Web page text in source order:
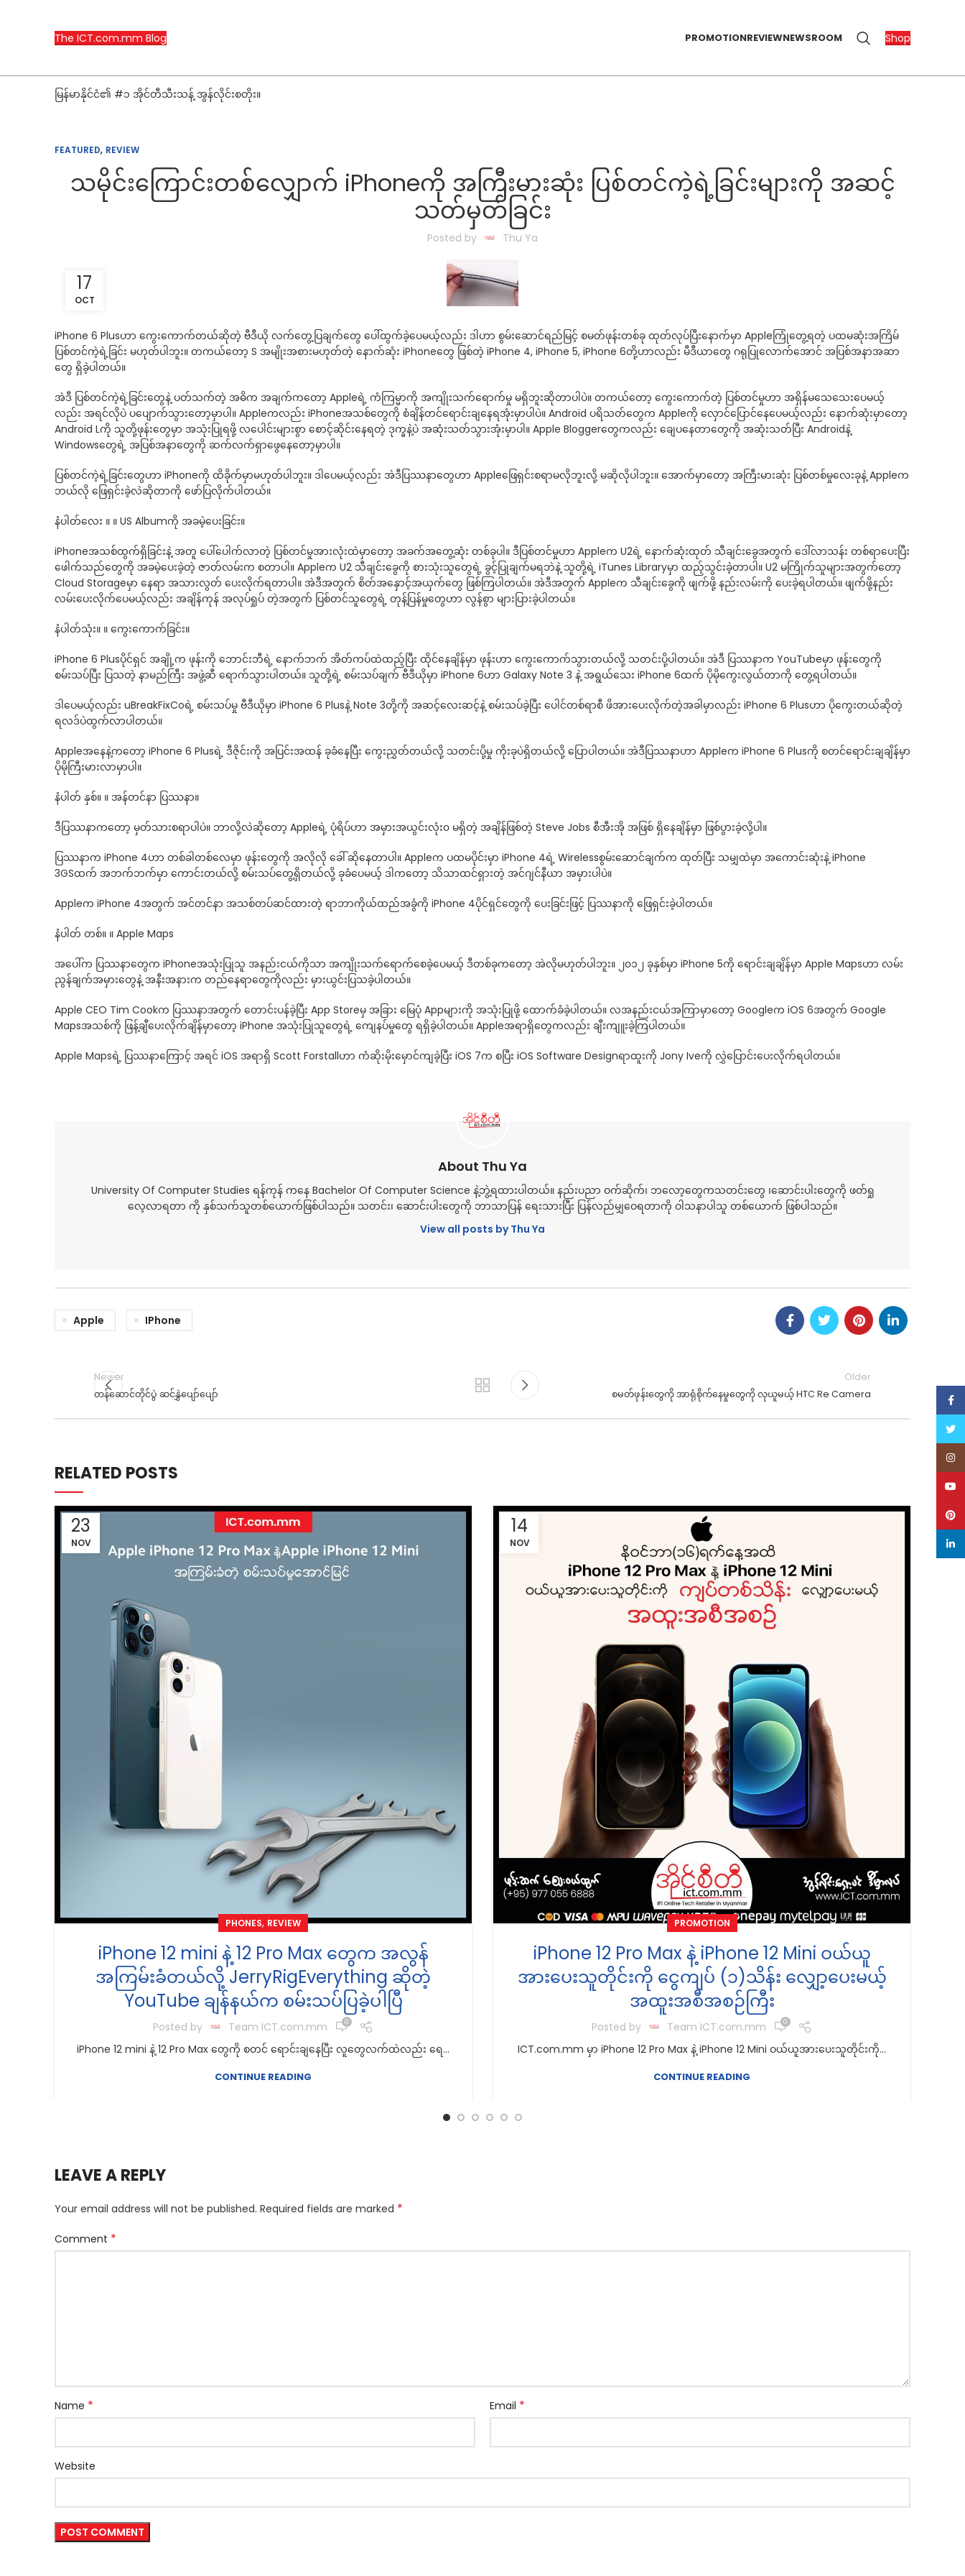
The ICT.com.mm Blog PROMOTIONREVIEWNEWSROOM Shop
မြန်မာနိုင်ငံ၏ #၁ အိုင်တီသီးသန့် အွန်လိုင်းစတိုး။
FEATURED, REVIEW
သမိုင်းကြောင်းတစ်လျှောက် iPhoneကို အကြီးမားဆုံး ပြစ်တင်ကဲ့ရဲ့ခြင်းများကို အဆင့်
သတ်မှတ်ခြင်း
Posted by Thu Ya
17
OCT
iPhone 6 Plusဟာ ကွေးကောက်တယ်ဆိုတဲ့ ဗီဒီယို လက်တွေ့ပြချက်တွေ ပေါ်ထွက်ခဲ့ပေမယ့်လည်း ဒါဟာ စွမ်းဆောင်ရည်မြင့် စမတ်ဖုန်းတစ်ခု ထုတ်လုပ်ပြီးနောက်မှာ Appleကြုံတွေ့ရတဲ့ ပထမဆုံးအကြိမ်
ပြစ်တင်ကဲ့ရဲ့ခြင်း မဟုတ်ပါဘူး။ တကယ်တော့ S အမျိုးအစားမဟုတ်တဲ့ နောက်ဆုံး iPhoneတွေ ဖြစ်တဲ့ iPhone 4, iPhone 5, iPhone 6တို့ဟာလည်း မီဒီယာတွေ ဂရုပြုလောက်အောင် အပြစ်အနာအဆာ
တွေ ရှိခဲ့ပါတယ်။
အဲဒီ ပြစ်တင်ကဲ့ရဲ့ခြင်းတွေနဲ့ ပတ်သက်တဲ့ အဓိက အချက်ကတော့ Appleရဲ့ ကံကြမ္မာကို အကျိုးသက်ရောက်မှု မရှိဘူးဆိုတာပါပဲ။ တကယ်တော့ ကွေးကောက်တဲ့ ပြစ်တင်မှုဟာ အရှိန်မသေသေးပေမယ့်
လည်း အရင်လိုပဲ ပပျောက်သွားတော့မှာပါ။ Appleကလည်း iPhoneအသစ်တွေကို စံချိန်တင်ရောင်းချနေရအုံးမှာပါပဲ။ Android ပရိသတ်တွေက Appleကို လှောင်ပြောင်နေပေမယ့်လည်း နောက်ဆုံးမှာတော့
Android Lကို သူတို့ဖုန်းတွေမှာ အသုံးပြုရဖို့ လပေါင်းများစွာ စောင့်ဆိုင်းနေရတဲ့ ဒုက္ခနဲ့ပဲ အဆုံးသတ်သွားအုံးမှာပါ။ Apple Bloggerတွေကလည်း ချေပနေတာတွေကို အဆုံးသတ်ပြီး Androidနဲ့
Windowsတွေရဲ့ အပြစ်အနာတွေကို ဆက်လက်ရှာဖွေနေတော့မှာပါ။
ပြစ်တင်ကဲ့ရဲ့ခြင်းတွေဟာ iPhoneကို ထိခိုက်မှာမဟုတ်ပါဘူး။ ဒါပေမယ့်လည်း အဲဒီပြဿနာတွေဟာ Appleဖြေရှင်းစရာမလိုဘူးလို့ မဆိုလိုပါဘူး။ အောက်မှာတော့ အကြီးမားဆုံး ပြစ်တစ်မှုလေးခုနဲ့ Appleက
ဘယ်လို ဖြေရှင်းခဲ့လဲဆိုတာကို ဖော်ပြလိုက်ပါတယ်။
နံပါတ်လေး ။ ။ US Albumကို အခမဲ့ပေးခြင်း။
iPhoneအသစ်ထွက်ရှိခြင်းနဲ့ အတူ ပေါ်ပေါက်လာတဲ့ ပြစ်တင်မှုအားလုံးထဲမှာတော့ အခက်အတွေ့ဆုံး တစ်ခုပါ။ ဒီပြစ်တင်မှုဟာ Appleက U2ရဲ့ နောက်ဆုံးထုတ် သီချင်းခွေအတွက် ဒေါ်လာသန်း တစ်ရာပေးပြီး
ဖေါက်သည်တွေကို အခမဲ့ပေးခဲ့တဲ့ ဇာတ်လမ်းက စတာပါ။ Appleက U2 သီချင်းခွေကို စားသုံးသူတွေရဲ့ ခွင့်ပြုချက်မရဘဲနဲ့ သူတို့ရဲ့ iTunes Libraryမှာ ထည့်သွင်းခဲ့တာပါ။ U2 မကြိုက်သူများအတွက်တော့
Cloud Storageမှာ နေရာ အသားလွတ် ပေးလိုက်ရတာပါ။ အဲဒီအတွက် စိတ်အနှောင့်အယှက်တွေ ဖြစ်ကြပါတယ်။ အဲဒီအတွက် Appleက သီချင်းခွေကို ဖျက်ဖို့ နည်းလမ်းကို ပေးခဲ့ရပါတယ်။ ဖျက်ဖို့နည်း
လမ်းပေးလိုက်ပေမယ့်လည်း အချိန်ကုန် အလုပ်ရှုပ် တဲ့အတွက် ပြစ်တင်သူတွေရဲ့ တုန့်ပြန်မှုတွေဟာ လွန်စွာ များပြားခဲ့ပါတယ်။
နံပါတ်သုံး။ ။ ကွေးကောက်ခြင်း။
iPhone 6 Plusပိုင်ရှင် အချို့က ဖုန်းကို ဘောင်းဘီရဲ့ နောက်ဘက် အိတ်ကပ်ထဲထည့်ပြီး ထိုင်နေချိန်မှာ ဖုန်းဟာ ကွေးကောက်သွားတယ်လို့ သတင်းပို့ပါတယ်။ အဲဒီ ပြဿနာက YouTubeမှာ ဖုန်းတွေကို
စမ်းသပ်ပြီး ပြသတဲ့ နာမည်ကြီး အဖွဲ့ဆီ ရောက်သွားပါတယ်။ သူတို့ရဲ့ စမ်းသပ်ချက် ဗီဒီယိုမှာ iPhone 6ဟာ Galaxy Note 3 နဲ့ အရွယ်သေး iPhone 6ထက် ပိုမိုကွေးလွယ်တာကို တွေ့ရပါတယ်။
ဒါပေမယ့်လည်း uBreakFixCoရဲ့ စမ်းသပ်မှု ဗီဒီယိုမှာ iPhone 6 Plusနဲ့ Note 3တို့ကို အဆင့်လေးဆင့်နဲ့ စမ်းသပ်ခဲ့ပြီး ပေါင်တစ်ရာစီ ဖိအားပေးလိုက်တဲ့အခါမှာလည်း iPhone 6 Plusဟာ ပိုကွေးတယ်ဆိုတဲ့
ရလဒ်ပဲထွက်လာပါတယ်။
Appleအနေနဲ့ကတော့ iPhone 6 Plusရဲ့ ဒီဇိုင်းကို အပြင်းအထန် ခုခံနေပြီး ကွေးညွှတ်တယ်လို့ သတင်းပို့မှု ကိုးခုပဲရှိတယ်လို့ ပြောပါတယ်။ အဲဒီပြဿနာဟာ Appleက iPhone 6 Plusကို စတင်ရောင်းချချိန်မှာ
ပိုမိုကြီးမားလာမှာပါ။
နံပါတ် နှစ်။ ။ အန်တင်နာ ပြဿနာ။
ဒီပြဿနာကတော့ မှတ်သားစရာပါပဲ။ ဘာလို့လဲဆိုတော့ Appleရဲ့ ပုံရိပ်ဟာ အမှားအယွင်းလုံး၀ မရှိတဲ့ အချိန်ဖြစ်တဲ့ Steve Jobs စီအီးအို အဖြစ် ရှိနေချိန်မှာ ဖြစ်ပွားခဲ့လို့ပါ။
ပြဿနာက iPhone 4ဟာ တစ်ခါတစ်လေမှာ ဖုန်းတွေကို အလိုလို ခေါ်ဆိုနေတာပါ။ Appleက ပထမပိုင်းမှာ iPhone 4ရဲ့ Wirelessစွမ်းဆောင်ချက်က ထုတ်ပြီး သမျှထဲမှာ အကောင်းဆုံးနဲ့ iPhone
3GSထက် အဘက်ဘက်မှာ ကောင်းတယ်လို့ စမ်းသပ်တွေ့ရှိတယ်လို့ ခုခံပေမယ့် ဒါကတော့ သိသာထင်ရှားတဲ့ အင်ဂျင်နီယာ အမှားပါပဲ။
Appleက iPhone 4အတွက် အင်တင်နာ အသစ်တပ်ဆင်ထားတဲ့ ရာဘာကိုယ်ထည်အခွံကို iPhone 4ပိုင်ရှင်တွေကို ပေးခြင်းဖြင့် ပြဿနာကို ဖြေရှင်းခဲ့ပါတယ်။
နံပါတ် တစ်။ ။ Apple Maps
အပေါ်က ပြဿနာတွေက iPhoneအသုံးပြုသူ အနည်းငယ်ကိုသာ အကျိုးသက်ရောက်စေခဲ့ပေမယ့် ဒီတစ်ခုကတော့ အဲလိုမဟုတ်ပါဘူး။ ၂၀၁၂ ခုနှစ်မှာ iPhone 5ကို ရောင်းချချိန်မှာ Apple Mapsဟာ လမ်း
ညွန်ချက်အမှားတွေနဲ့ အနီးအနားက တည်နေရာတွေကိုလည်း မှားယွင်းပြသခဲ့ပါတယ်။
Apple CEO Tim Cookက ပြဿနာအတွက် တောင်းပန်ခဲ့ပြီး App Storeမှ အခြား မြေပုံ Appများကို အသုံးပြုဖို့ ထောက်ခံခဲ့ပါတယ်။ လအနည်းငယ်အကြာမှာတော့ Googleက iOS 6အတွက် Google
Mapsအသစ်ကို ဖြန့်ချီပေးလိုက်ချိန်မှာတော့ iPhone အသုံးပြုသူတွေရဲ့ ကျေနပ်မှုတွေ ရရှိခဲ့ပါတယ်။ Appleအရာရှိတွေကလည်း ချီးကျူးခဲ့ကြပါတယ်။
Apple Mapsရဲ့ ပြဿနာကြောင့် အရင် iOS အရာရှိ Scott Forstallဟာ ကံဆိုးမိုးမှောင်ကျခဲ့ပြီး iOS 7က စပြီး iOS Software Designရာထူးကို Jony Iveကို လွှဲပြောင်းပေးလိုက်ရပါတယ်။
About Thu Ya
University Of Computer Studies ရန်ကုန် ကနေ Bachelor Of Computer Science နဲ့ဘွဲ့ရထားပါတယ်။ နည်းပညာ ဝက်ဆိုက်၊ ဘလော့တွေကသတင်းတွေ ၊ဆောင်းပါးတွေကို ဖတ်ရှု
လေ့လာရတာ ကို နှစ်သက်သူတစ်ယောက်ဖြစ်ပါသည်။ သတင်း၊ ဆောင်းပါးတွေကို ဘာသာပြန် ရေးသားပြီး ပြန်လည်မျှဝေရတာကို ဝါသနာပါသူ တစ်ယောက် ဖြစ်ပါသည်။
View all posts by Thu Ya
Apple IPhone
Newer
တန်ဆောင်တိုင်ပွဲ ဆင်နွှဲပျော်ပျော်
Older
စမတ်ဖုန်းတွေကို အာရုံစိုက်နေမှုတွေကို လုယူမယ့် HTC Re Camera
RELATED POSTS
23
NOV
PHONES, REVIEW
iPhone 12 mini နဲ့ 12 Pro Max တွေက အလွန်
အကြမ်းခံတယ်လို့ JerryRigEverything ဆိုတဲ့
YouTube ချန်နယ်က စမ်းသပ်ပြခဲ့ပါပြီ
Posted by Team ICT.com.mm 0
iPhone 12 mini နဲ့ 12 Pro Max တွေကို စတင် ရောင်းချနေပြီး လူတွေလက်ထဲလည်း ရေ...
CONTINUE READING
14
NOV
PROMOTION
iPhone 12 Pro Max နဲ့ iPhone 12 Mini ဝယ်ယူ
အားပေးသူတိုင်းကို ငွေကျပ် (၁)သိန်း လျှော့ပေးမယ့်
အထူးအစီအစဉ်ကြီး
Posted by Team ICT.com.mm 0
ICT.com.mm မှာ iPhone 12 Pro Max နဲ့ iPhone 12 Mini ဝယ်ယူအားပေးသူတိုင်းကို...
CONTINUE READING
12
LEAVE A REPLY
Your email address will not be published. Required fields are marked *
Comment *
Name * Email *
Website